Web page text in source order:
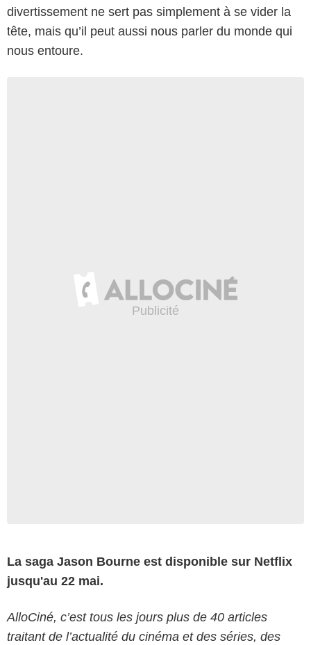
divertissement ne sert pas simplement à se vider la
tête, mais qu’il peut aussi nous parler du monde qui
nous entoure.
La saga Jason Bourne est disponible sur Netflix
jusqu'au 22 mai.
AlloCiné, c’est tous les jours plus de 40 articles
traitant de l’actualité du cinéma et des séries, des